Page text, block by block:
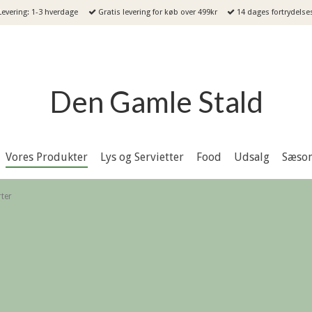
Levering: 1-3 hverdage Gratis levering for køb over 499kr 14 dages
Den Gamle Stald
Vores Produkter Lys og Servietter Food Udsalg